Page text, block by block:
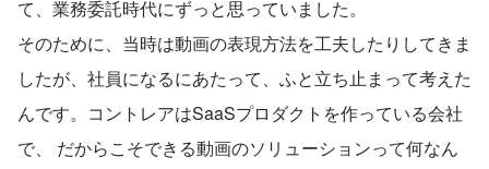
て、業務委託時代にずっと思っていました。
そのために、当時は動画の表現方法を工夫したりしてきま
したが、社員になるにあたって、ふと立ち止まって考えた
んです。コントレアはSaaSプロダクトを作っている会社
で、 だからこそできる動画のソリューションって何なん